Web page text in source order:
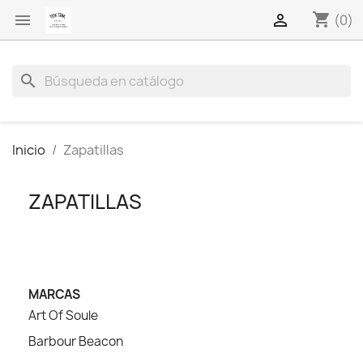
 shopping_cart (0)

search
Inicio Zapatillas
ZAPATILLAS
MARCAS
Art Of Soule
Barbour Beacon